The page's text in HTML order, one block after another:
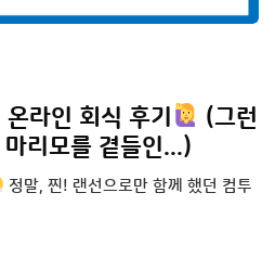
라인 회식 후기
(그런
리모를 곁들인...)
정말, 찐! 랜선으로만 함께 했던 컴투